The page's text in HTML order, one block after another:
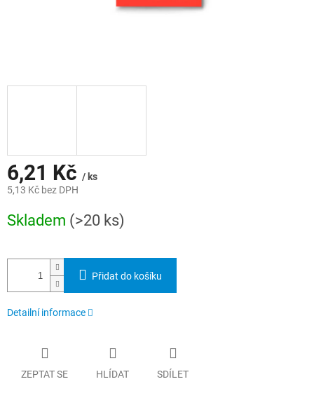
6,21 Kč / ks
5,13 Kč bez DPH
cena:
Skladem (>20 ks)
Přidat do košíku
Detailní informace
ZEPTAT SE HLÍDAT SDÍLET